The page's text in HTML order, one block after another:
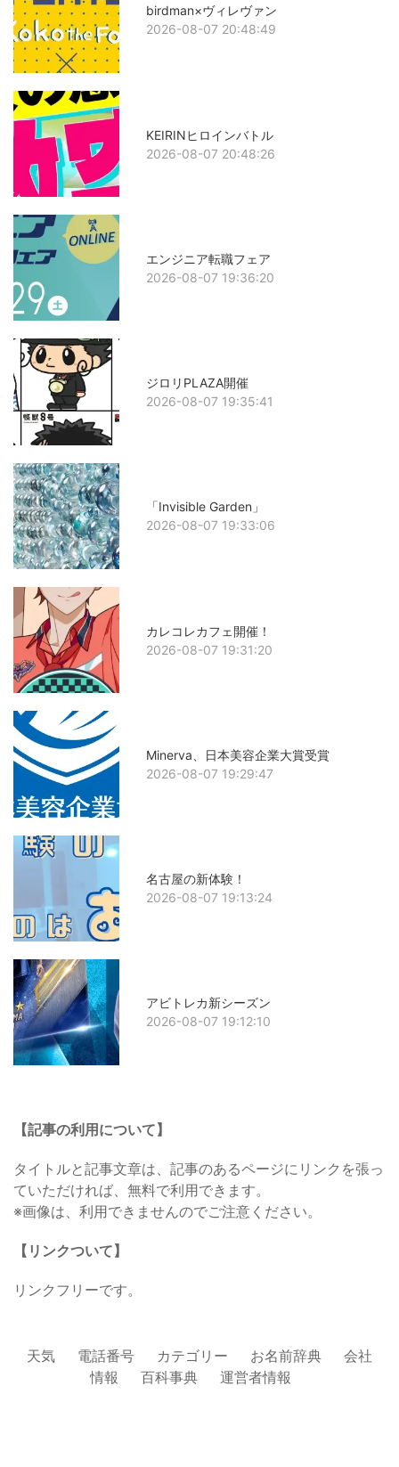
birdman×ヴィレヴァン
2026-08-07 20:48:49
KEIRINヒロインバトル
2026-08-07 20:48:26
エンジニア転職フェア
2026-08-07 19:36:20
ジロリPLAZA開催
2026-08-07 19:35:41
「Invisible Garden」
2026-08-07 19:33:06
カレコレカフェ開催！
2026-08-07 19:31:20
Minerva、日本美容企業大賞受賞
2026-08-07 19:29:47
名古屋の新体験！
2026-08-07 19:13:24
アビトレカ新シーズン
2026-08-07 19:12:10
【記事の利用について】
タイトルと記事文章は、記事のあるページにリンクを張っ
ていただければ、無料で利用できます。
※画像は、利用できませんのでご注意ください。
【リンクついて】
リンクフリーです。
天気 電話番号 カテゴリー お名前辞典
会社
情報
百科事典 運営者情報